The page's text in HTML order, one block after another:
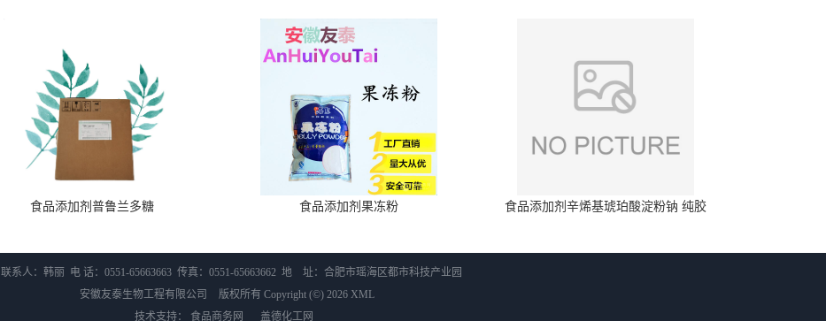
食品添加剂普鲁兰多糖 食品添加剂果冻粉 食品添加剂辛烯基琥珀酸淀粉钠 纯胶
联系人：韩丽 电 话：0551-65663663 传真：0551-65663662 地 址：合肥市瑶海区都市科技产业园
安徽友泰生物工程有限公司
版权所有 Copyright (©) 2026 XML
技术支持： 食品商务网 盖德化工网